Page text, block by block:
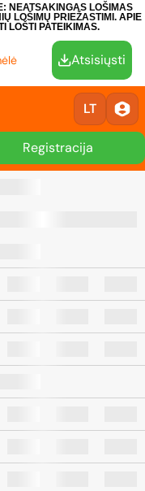
NEATSAKINGAS LOŠIMAS
LOŠIMŲ PRIEŽASTIMI. APIE
LOŠTI PATEIKIMAS.
Atsisiųsti
LT
Registracija